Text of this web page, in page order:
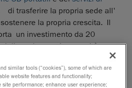
di trasferire la propria sede all'
la propria crescita. Il
un investimento da 20
la propria capacità
sarà il doppio rispetto alla
da 3500 a 7000 metri
similar tools (“cookies”), some of which are
website features and functionality;
performance; enhance user experience;